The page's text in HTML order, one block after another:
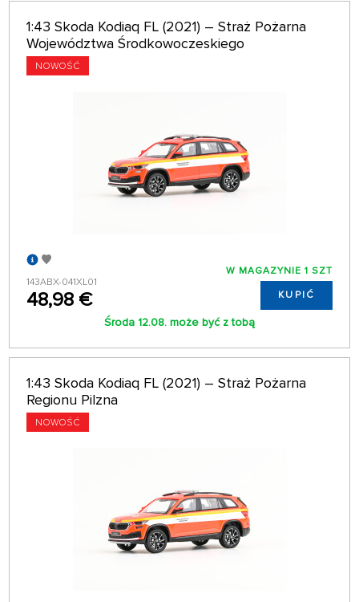
1:43 Skoda Kodiaq FL (2021) – Straż Pożarna
Województwa Środkowoczeskiego
NOWOŚĆ
143ABX-041XL01
48,98 €
W MAGAZYNIE 1 SZT
KUPIĆ
Środa 12.08. może być z tobą
1:43 Skoda Kodiaq FL (2021) – Straż Pożarna
Regionu Pilzna
NOWOŚĆ